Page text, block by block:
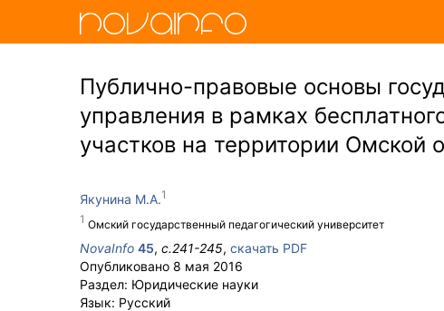
Публично-правовые основы
управления в рамках
участков на территории Омской
Якунина М.А.
Омский государственный педагогический университет
NovaInfo 45, с.241-245, скачать PDF
Опубликовано 8 мая 2016
Раздел: Юридические науки
Язык: Русский